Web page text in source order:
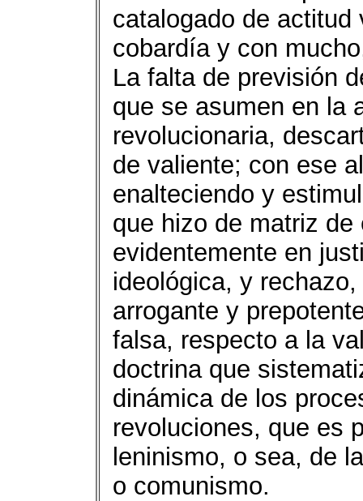
catalogado de
cobardía y con
La falta de previsión
que se asumen en la
revolucionaria,
de valiente; con ese
enalteciendo y
que hizo de matriz
evidentemente en
ideológica, y
arrogante y
falsa, respecto a la
doctrina que
dinámica de los
revoluciones, que es
leninismo, o sea, de
o comunismo.